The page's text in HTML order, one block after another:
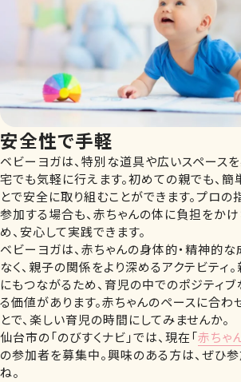
安全性で手軽
ベビーヨガは、特別な道具や広いスペース
宅でも気軽に行えます。初めての親でも、
とで安全に取り組むことができます。プロの
参加する場合も、赤ちゃんの体に負担をか
め、安心して実践できます。
ベビーヨガは、赤ちゃんの身体的・精神的
なく、親子の関係をより深めるアクテビティ
にもつながるため、育児の中でのポジティ
る価値があります。赤ちゃんのペースに合わ
とで、楽しい育児の時間にしてみませんか。
仙台市の「のびすくナビ」では、現在「赤ちゃ
の参加者を募集中。興味のある方は、ぜひ
ね。